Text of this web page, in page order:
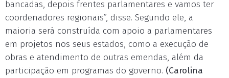
bancadas, depois frentes parlamentares e vamos ter
coordenadores regionais”, disse. Segundo ele, a
maioria será construída com apoio a parlamentares
em projetos nos seus estados, como a execução de
obras e atendimento de outras emendas, além da
participação em programas do governo. (Carolina